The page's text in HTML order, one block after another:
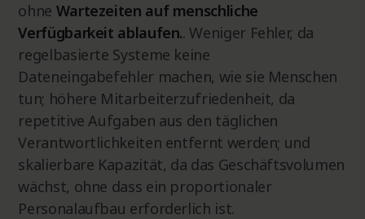
ohne Wartezeiten auf menschliche
Verfügbarkeit ablaufen.. Weniger Fehler, da
regelbasierte Systeme keine
Dateneingabefehler machen, wie sie Menschen
tun; höhere Mitarbeiterzufriedenheit, da
repetitive Aufgaben aus den täglichen
Verantwortlichkeiten entfernt werden; und
skalierbare Kapazität, da das Geschäftsvolumen
wächst, ohne dass ein proportionaler
Personalaufbau erforderlich ist.